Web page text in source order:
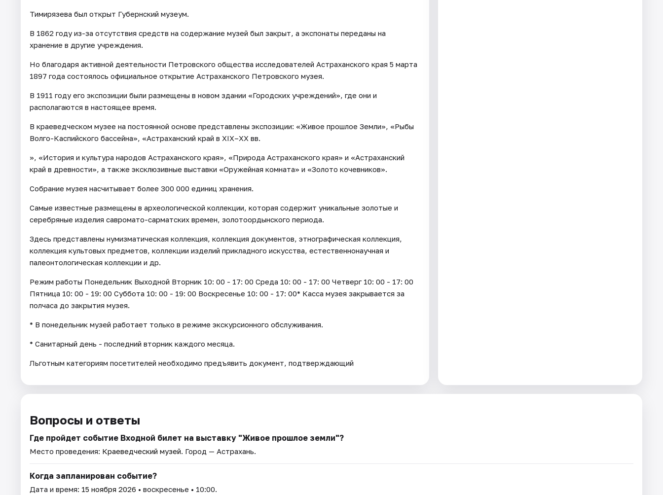
Тимирязева был открыт Губернский музеум.
В 1862 году из-за отсутствия средств на содержание музей был закрыт, а экспонаты переданы на
хранение в другие учреждения.
Но благодаря активной деятельности Петровского общества исследователей Астраханского края 5 марта
1897 года состоялось официальное открытие Астраханского Петровского музея.
В 1911 году его экспозиции были размещены в новом здании «Городских учреждений», где они и
располагаются в настоящее время.
В краеведческом музее на постоянной основе представлены экспозиции: «Живое прошлое Земли», «Рыбы
Волго-Каспийского бассейна», «Астраханский край в XIX–XX вв.
», «История и культура народов Астраханского края», «Природа Астраханского края» и «Астраханский
край в древности», а также эксклюзивные выставки «Оружейная комната» и «Золото кочевников».
Собрание музея насчитывает более 300 000 единиц хранения.
Самые известные размещены в археологической коллекции, которая содержит уникальные золотые и
серебряные изделия савромато-сарматских времен, золотоордынского периода.
Здесь представлены нумизматическая коллекция, коллекция документов, этнографическая коллекция,
коллекция культовых предметов, коллекции изделий прикладного искусства, естественнонаучная и
палеонтологическая коллекции и др.
Режим работы Понедельник Выходной Вторник 10: 00 - 17: 00 Среда 10: 00 - 17: 00 Четверг 10: 00 - 17: 00
Пятница 10: 00 - 19: 00 Суббота 10: 00 - 19: 00 Воскресенье 10: 00 - 17: 00* Касса музея закрывается за
полчаса до закрытия музея.
* В понедельник музей работает только в режиме экскурсионного обслуживания.
* Санитарный день - последний вторник каждого месяца.
Льготным категориям посетителей необходимо предъявить документ, подтверждающий
Вопросы и ответы
Где пройдет событие Входной билет на выставку "Живое прошлое земли"?
Место проведения: Краеведческий музей. Город — Астрахань.
Когда запланирован событие?
Дата и время: 15 ноября 2026 • воскресенье • 10:00.